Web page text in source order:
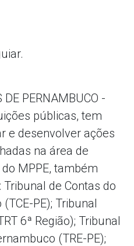
DE PERNAMBUCO -
públicas, tem
e desenvolver ações
na área de
MPPE, também
de Contas do
PE); Tribunal
6ª Região); Tribunal
(TRE-PE);